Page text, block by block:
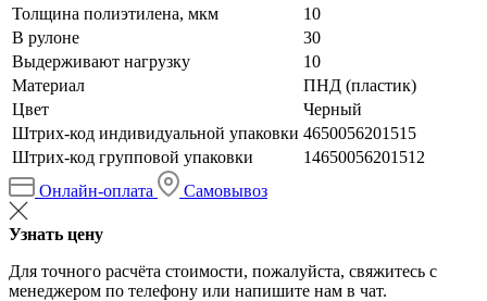
Толщина полиэтилена, мкм
10
В рулоне
30
Выдерживают нагрузку
10
Материал
ПНД (пластик)
Цвет
Черный
Штрих-код индивидуальной упаковки 4650056201515
Штрих-код групповой упаковки
14650056201512
Онлайн-оплата
Самовывоз
Узнать цену
Для точного расчёта стоимости, пожалуйста, свяжитесь с
менеджером по телефону или напишите нам в чат.